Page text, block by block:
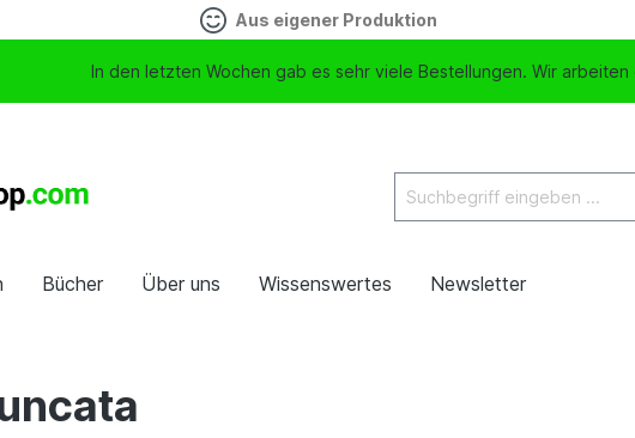
Aus eigener Produktion
In den letzten Wochen gab es sehr viele Bestellungen. Wir
Bücher Über uns Wissenswertes Newsletter